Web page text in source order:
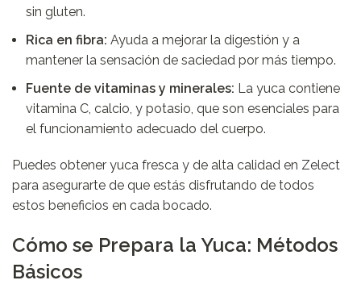
sin gluten.
Rica en fibra: Ayuda a mejorar la digestión y a
mantener la sensación de saciedad por más tiempo.
Fuente de vitaminas y minerales: La yuca contiene
vitamina C, calcio, y potasio, que son esenciales para
el funcionamiento adecuado del cuerpo.
Puedes obtener yuca fresca y de alta calidad en Zelect
para asegurarte de que estás disfrutando de todos
estos beneficios en cada bocado.
Cómo se Prepara la Yuca: Métodos
Básicos